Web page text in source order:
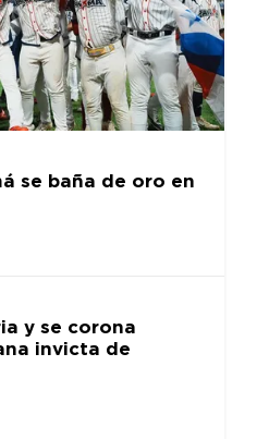
se baña de oro en
y se corona
invicta de